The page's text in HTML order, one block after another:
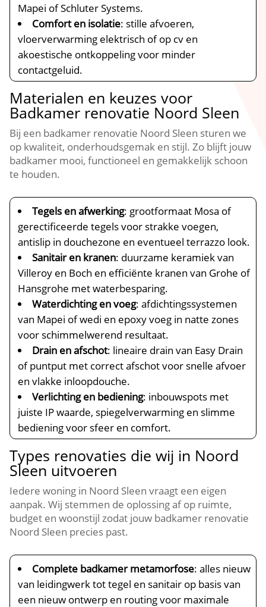
Mapei of Schluter Systems.
Comfort en isolatie: stille afvoeren,
vloerverwarming elektrisch of op cv en
akoestische ontkoppeling voor minder
contactgeluid.
Materialen en keuzes voor
Badkamer renovatie Noord Sleen
Bij een badkamer renovatie Noord Sleen sturen we
op kwaliteit, onderhoudsgemak en stijl. Zo blijft jouw
badkamer mooi, functioneel en gemakkelijk schoon
te houden.
Tegels en afwerking: grootformaat Mosa of
gerectificeerde tegels voor strakke voegen,
antislip in douchezone en eventueel terrazzo look.
Sanitair en kranen: duurzame keramiek van
Villeroy en Boch en efficiënte kranen van Grohe of
Hansgrohe met waterbesparing.
Waterdichting en voeg: afdichtingssystemen
van Mapei of wedi en epoxy voeg in natte zones
voor schimmelwerend resultaat.
Drain en afschot: lineaire drain van Easy Drain
of puntput met correct afschot voor snelle afvoer
en vlakke inloopdouche.
Verlichting en bediening: inbouwspots met
juiste IP waarde, spiegelverwarming en slimme
bediening voor sfeer en comfort.
Types renovaties die wij in Noord
Sleen uitvoeren
Iedere woning in Noord Sleen vraagt een eigen
aanpak. Wij stemmen de oplossing af op ruimte,
budget en woonstijl zodat jouw badkamer renovatie
Noord Sleen precies past.
Complete badkamer metamorfose: alles nieuw
van leidingwerk tot tegel en sanitair op basis van
een nieuw ontwerp en routing voor maximale